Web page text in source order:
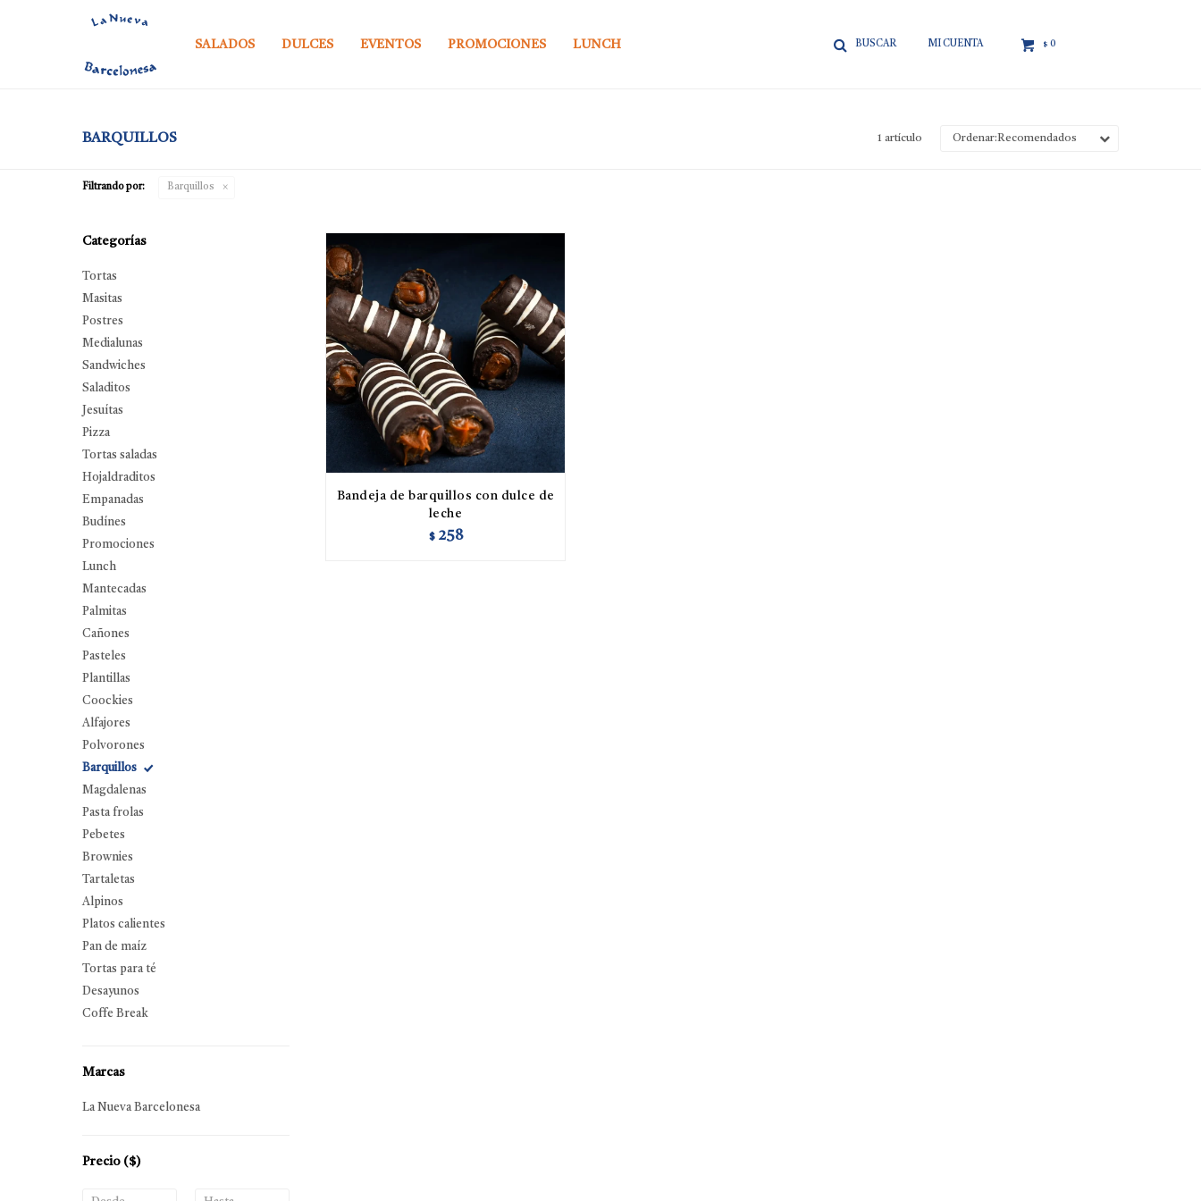
SALADOS DULCES EVENTOS PROMOCIONES LUNCH $ 0
BARQUILLOS 1 artículo Recomendados
Filtrando por: Barquillos
Bandeja de barquillos con dulce de
leche
$ 258
Categorías
Tortas
Masitas
Postres
Medialunas
Sandwiches
Saladitos
Jesuítas
Pizza
Tortas saladas
Hojaldraditos
Empanadas
Budínes
Promociones
Lunch
Mantecadas
Palmitas
Cañones
Pasteles
Plantillas
Coockies
Alfajores
Polvorones
Barquillos
Magdalenas
Pasta frolas
Pebetes
Brownies
Tartaletas
Alpinos
Platos calientes
Pan de maíz
Tortas para té
Desayunos
Coffe Break
Marcas
La Nueva Barcelonesa
Precio ($)